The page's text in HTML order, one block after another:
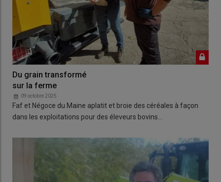
Du grain transformé
sur la ferme
09 octobre 2025
Faf et Négoce du Maine aplatit et broie des céréales à façon
dans les exploitations pour des éleveurs bovins…